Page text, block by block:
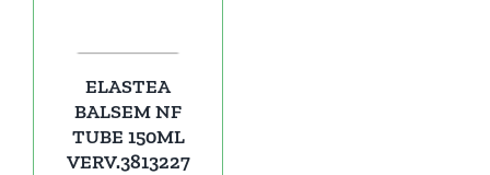
ELASTEA
BALSEM NF
TUBE 150ML
VERV.3813227